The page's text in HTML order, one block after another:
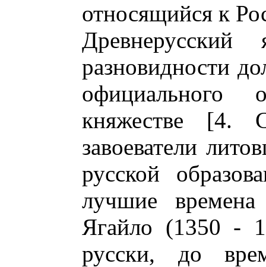
относящийся к
разновидности
официального
княжестве [4.
завоеватели
русской
лучшие
Ягайло (1350 -
русски, до